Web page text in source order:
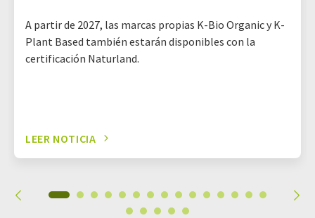
A partir de 2027, las marcas propias K-Bio Organic y K-
Plant Based también estarán disponibles con la
certificación Naturland.
LEER NOTICIA